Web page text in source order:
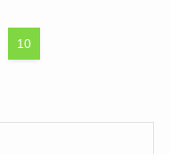
10